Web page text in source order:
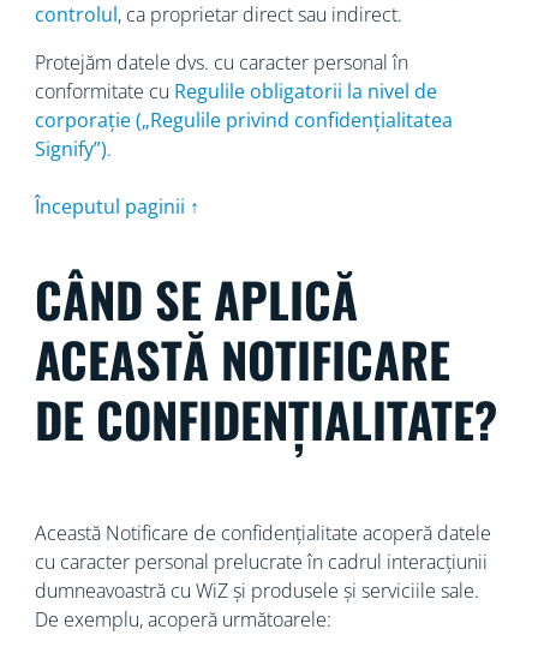
controlul, ca proprietar direct sau indirect.
Protejăm datele dvs. cu caracter personal în
conformitate cu Regulile obligatorii la nivel de
corporație („Regulile privind confidențialitatea
Signify”).
Începutul paginii ↑
CÂND SE APLICĂ
ACEASTĂ NOTIFICARE
DE CONFIDENȚIALITATE?
Această Notificare de confidențialitate acoperă datele
cu caracter personal prelucrate în cadrul interacțiunii
dumneavoastră cu WiZ și produsele și serviciile sale.
De exemplu, acoperă următoarele: